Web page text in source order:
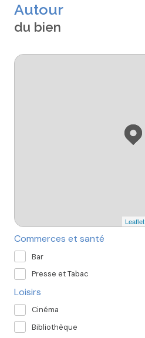
Autour
du bien
Leaflet
Commerces et santé
Bar
Presse et Tabac
Loisirs
Cinéma
Bibliothèque